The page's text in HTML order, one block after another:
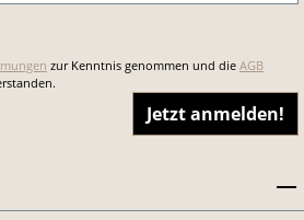
zur Kenntnis genommen und die AGB
Jetzt anmelden!